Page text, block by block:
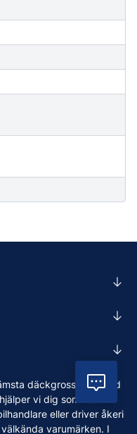
Vill
däckgrossister. Med
vi dig som har
eller driver åkeri
varumärken. I
07.30-15.00.